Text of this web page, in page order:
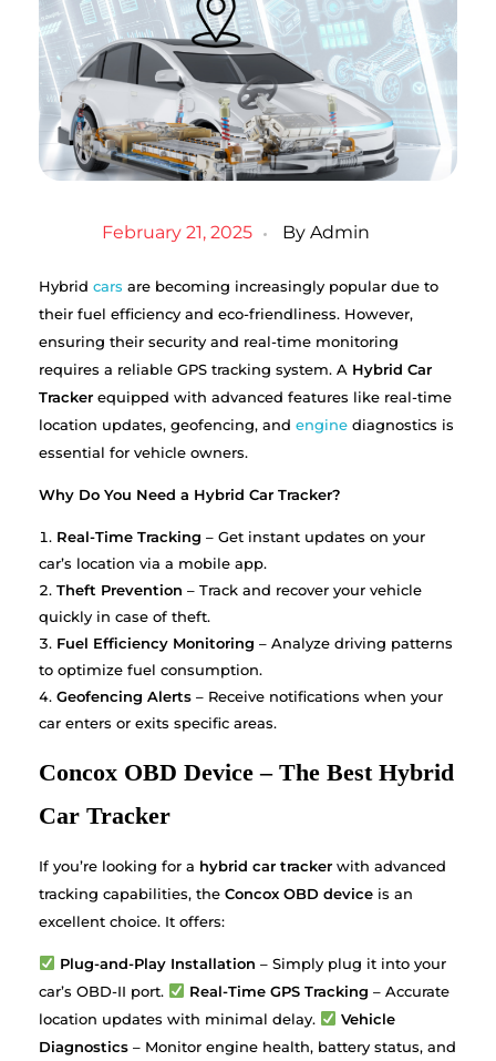
February 21, 2025 By Admin
Hybrid cars are becoming increasingly popular due to
their fuel efficiency and eco-friendliness. However,
ensuring their security and real-time monitoring
requires a reliable GPS tracking system. A Hybrid Car
Tracker equipped with advanced features like real-time
location updates, geofencing, and engine diagnostics is
essential for vehicle owners.
Why Do You Need a Hybrid Car Tracker?
Real-Time Tracking – Get instant updates on your
car’s location via a mobile app.
Theft Prevention – Track and recover your vehicle
quickly in case of theft.
Fuel Efficiency Monitoring – Analyze driving patterns
to optimize fuel consumption.
Geofencing Alerts – Receive notifications when your
car enters or exits specific areas.
Concox OBD Device – The Best Hybrid
Car Tracker
If you’re looking for a hybrid car tracker with advanced
tracking capabilities, the Concox OBD device is an
excellent choice. It offers:
Plug-and-Play Installation – Simply plug it into your
car’s OBD-II port.
Real-Time GPS Tracking – Accurate
location updates with minimal delay.
Vehicle
Diagnostics – Monitor engine health, battery status, and